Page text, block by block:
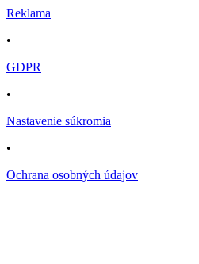
Reklama
•
GDPR
•
Nastavenie súkromia
•
Ochrana osobných údajov